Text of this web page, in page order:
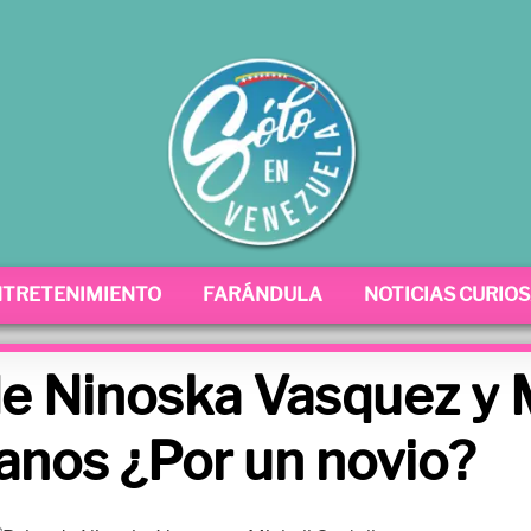
FARÁNDULA NOTICIAS
Ninoska Vasquez y
¿Por un novio?